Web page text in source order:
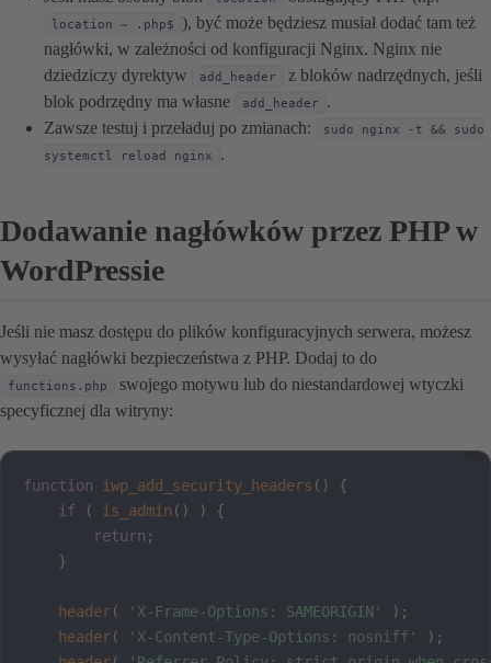
location ~ .php$ ), być może będziesz musiał dodać tam też
nagłówki, w zależności od konfiguracji Nginx. Nginx nie
dziedziczy dyrektyw
add_header
z bloków nadrzędnych, jeśli
blok podrzędny ma własne
add_header
.
Zawsze testuj i przeładuj po zmianach:
sudo nginx -t && sudo
systemctl reload nginx
.
Dodawanie nagłówków przez PHP w
WordPressie
Jeśli nie masz dostępu do plików konfiguracyjnych serwera, możesz
wysyłać nagłówki bezpieczeństwa z PHP. Dodaj to do
functions.php
swojego motywu lub do niestandardowej wtyczki
specyficznej dla witryny:
function iwp_add_security_headers ( )
{
if
( is_admin ( ) )
{
return ;
}
header( 'X-Frame-Options: SAMEORIGIN' ) ;
header( 'X-Content-Type-Options: nosniff' ) ;